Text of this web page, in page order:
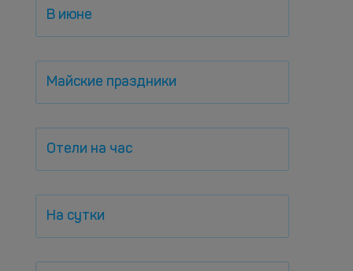
В июне
Майские праздники
Отели на час
На сутки